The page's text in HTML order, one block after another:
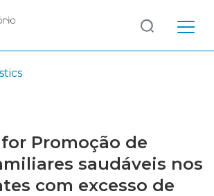
Promoção de
saudáveis nos
com excesso de